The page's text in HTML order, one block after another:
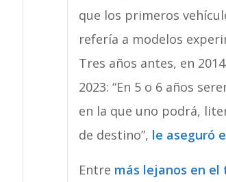
que los primeros
refería a modelos
Tres años antes, en
2023: “En 5 o 6 años
en la que uno podrá,
de destino”, le aseguró
Entre más lejanos en